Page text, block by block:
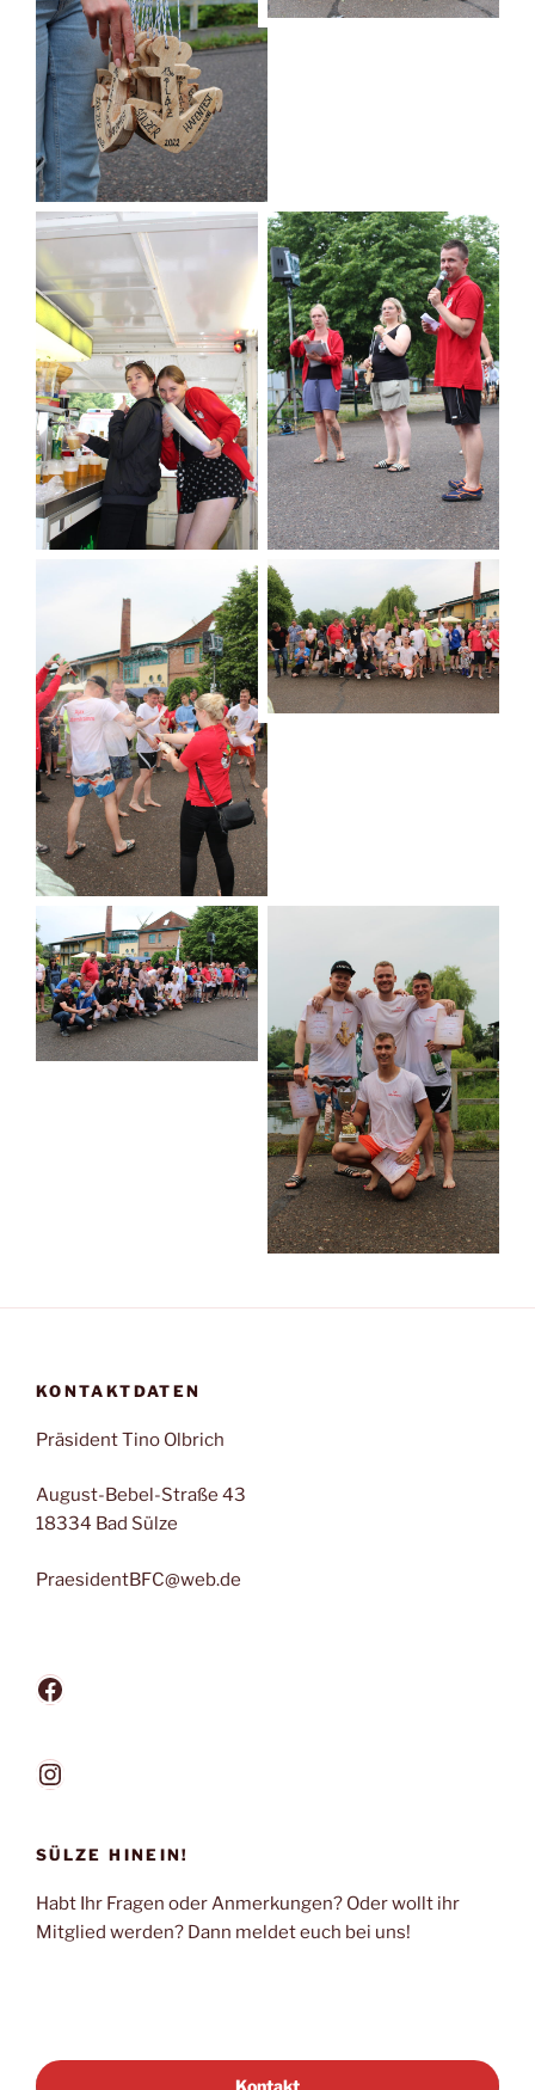
KONTAKTDATEN
Präsident Tino Olbrich
August-Bebel-Straße 43
18334 Bad Sülze
PraesidentBFC@web.de
Facebook
Instagram
SÜLZE HINEIN!
Habt Ihr Fragen oder Anmerkungen? Oder wollt ihr
Mitglied werden? Dann meldet euch bei uns!